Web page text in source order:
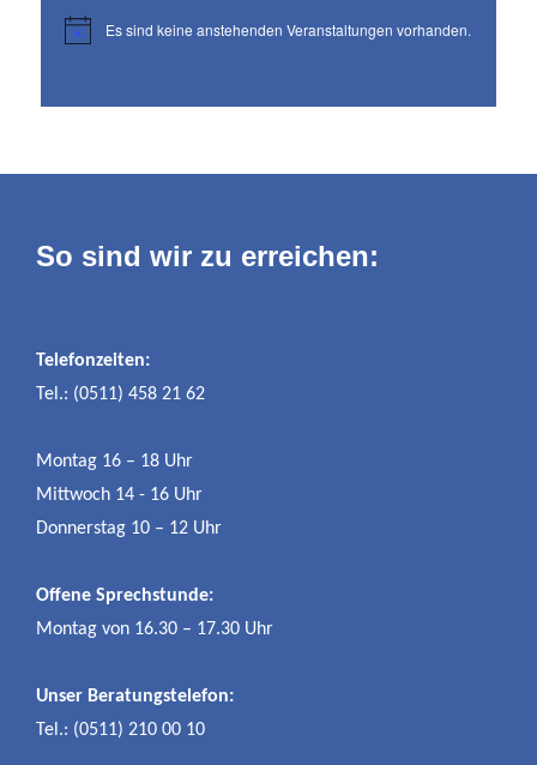
H
e
Es sind keine anstehenden Veranstaltungen vorhanden.
So sind wir zu erreichen:
Telefonzeiten:
Tel.: (0511) 458 21 62
Montag 16 – 18 Uhr
Mittwoch 14 - 16 Uhr
Donnerstag 10 – 12 Uhr
Offene Sprechstunde:
Montag von 16.30 – 17.30 Uhr
Unser Beratungstelefon:
Tel.: (0511) 210 00 10